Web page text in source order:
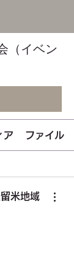
（イベン
ア ファイル
米地域